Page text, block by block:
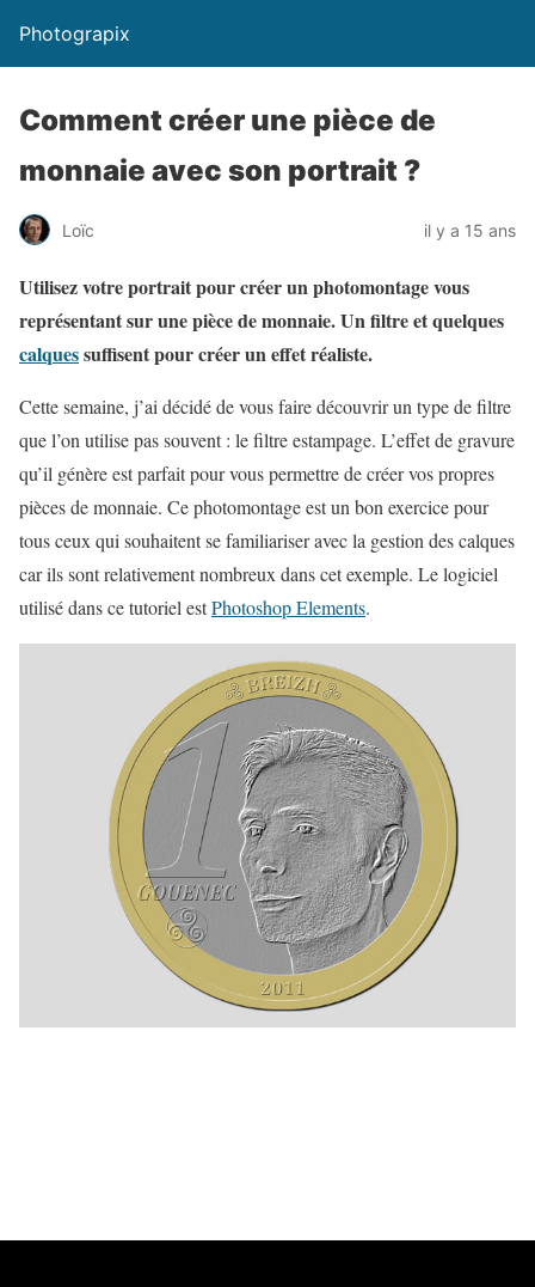
Photograpix
Comment créer une pièce de
monnaie avec son portrait ?
Loïc il y a 15 ans
Utilisezvotre portrait pour créer un photomontage vous
représentant sur une pièce de monnaie.Un filtre et quelques
calquessuffisent pour créer un effet réaliste.
Cette semaine, j’ai décidé de vous faire découvrir un type de filtre
que l’on utilise pas souvent : le filtre estampage. L’effet de gravure
qu’il génère est parfait pour vous permettre de créer vos propres
pièces de monnaie. Ce photomontage est un bon exercice pour
tous ceux qui souhaitent se familiariser avec la gestion des calques
car ils sont relativement nombreux dans cet exemple. Le logiciel
utilisé dans ce tutoriel estPhotoshop Elements.